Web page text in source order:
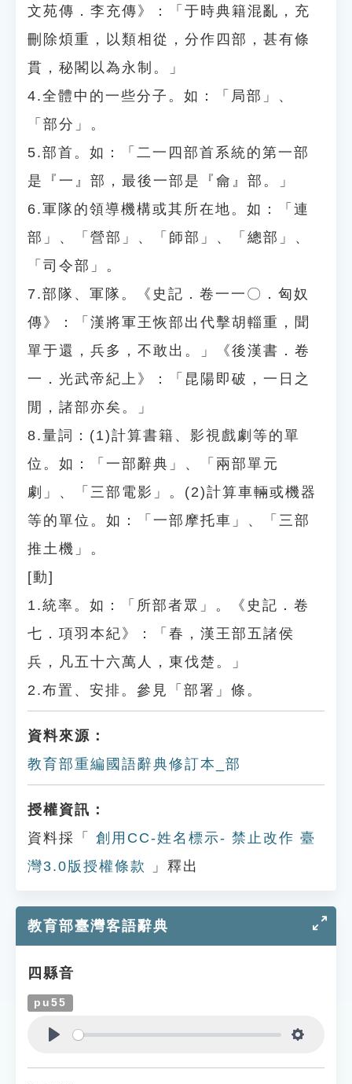
文苑傳．李充傳》：「于時典籍混亂，充
刪除煩重，以類相從，分作四部，甚有條
貫，秘閣以為永制。」
4.全體中的一些分子。如：「局部」、
「部分」。
5.部首。如：「二一四部首系統的第一部
是『一』部，最後一部是『龠』部。」
6.軍隊的領導機構或其所在地。如：「連
部」、「營部」、「師部」、「總部」、
「司令部」。
7.部隊、軍隊。《史記．卷一一〇．匈奴
傳》：「漢將軍王恢部出代擊胡輜重，聞
單于還，兵多，不敢出。」《後漢書．卷
一．光武帝紀上》：「昆陽即破，一日之
閒，諸部亦矣。」
8.量詞：(1)計算書籍、影視戲劇等的單
位。如：「一部辭典」、「兩部單元
劇」、「三部電影」。(2)計算車輛或機器
等的單位。如：「一部摩托車」、「三部
推土機」。
[動]
1.統率。如：「所部者眾」。《史記．卷
七．項羽本紀》：「春，漢王部五諸侯
兵，凡五十六萬人，東伐楚。」
2.布置、安排。參見「部署」條。
資料來源：
教育部重編國語辭典修訂本_部
授權資訊：
資料採「
創用CC-姓名標示- 禁止改作 臺
灣3.0版授權條款
」釋出
教育部臺灣客語辭典
四縣音
pu55